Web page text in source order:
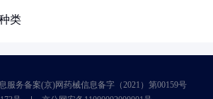
类
服务备案(京)网药械信息备字（2021）第00159号